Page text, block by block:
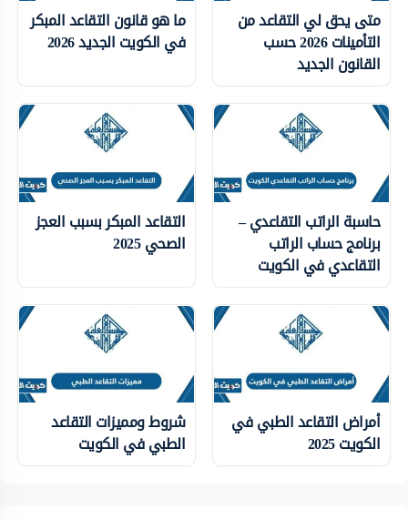
متى يحق لي التقاعد من
التأمينات 2026 حسب
القانون الجديد
ما هو قانون التقاعد المبكر
في الكويت الجديد 2026
حاسبة الراتب التقاعدي –
برنامج حساب الراتب
التقاعدي في الكويت
التقاعد المبكر بسبب العجز
الصحي 2025
أمراض التقاعد الطبي في
الكويت 2025
شروط ومميزات التقاعد
الطبي في الكويت